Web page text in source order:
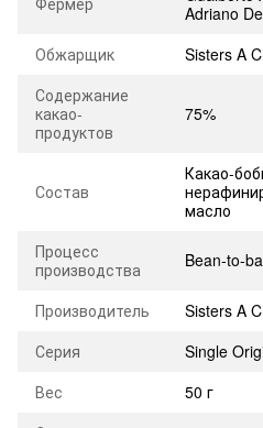
Adriano
Обжарщик
Sisters A
Содержание
какао-
продуктов
75%
Состав
Какао-
масло
Процесс
производства
Bean-to-
Производитель
Sisters A
Серия
Single
Вес
50 г